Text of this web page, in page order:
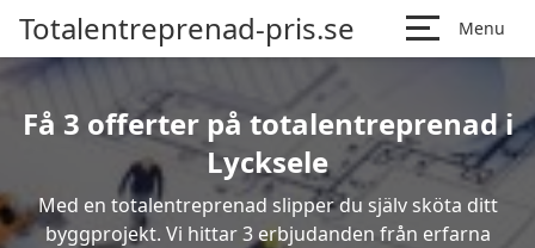
Totalentreprenad-pris.se Menu
Få 3 offerter på totalentreprenad i
Lycksele
Med en totalentreprenad slipper du själv sköta ditt
byggprojekt. Vi hittar 3 erbjudanden från erfarna